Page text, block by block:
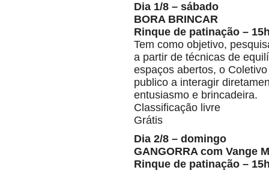
Dia 1/8 – sábado
BORA BRINCAR
Rinque de patinação –
Tem como objetivo,
a partir de técnicas de
espaços abertos, o
publico a interagir
entusiasmo e brincadeira.
Classificação livre
Grátis
Dia 2/8 – domingo
GANGORRA com Vange
Rinque de patinação –